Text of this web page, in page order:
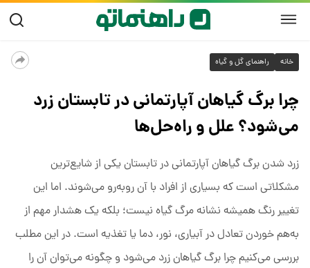
خانه راهنمای گل و گیاه
چرا برگ گیاهان آپارتمانی در تابستان زرد
می‌شود؟ علل و راه‌حل‌ها
زرد شدن برگ گیاهان آپارتمانی در تابستان یکی از شایع‌ترین
مشکلاتی است که بسیاری از افراد با آن روبه‌رو می‌شوند. اما این
تغییر رنگ همیشه نشانه مرگ گیاه نیست؛ بلکه یک هشدار مهم از
به‌هم خوردن تعادل در آبیاری، نور، دما یا تغذیه است. در این مطلب
بررسی می‌کنیم چرا برگ گیاهان زرد می‌شود و چگونه می‌توان آن را